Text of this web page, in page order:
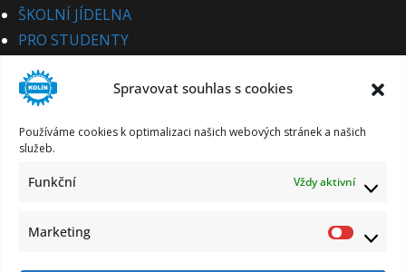
Spravovat souhlas s cookies
Používáme cookies k optimalizaci našich webových stránek a našich
služeb.
Funkční Vždy aktivní
Marketing
ŠKOLNÍ JÍDELNA
PRO STUDENTY
PRO UCHAZEČE
STUDIJNÍ OBORY
PRO PARTNERY
KONTAKT